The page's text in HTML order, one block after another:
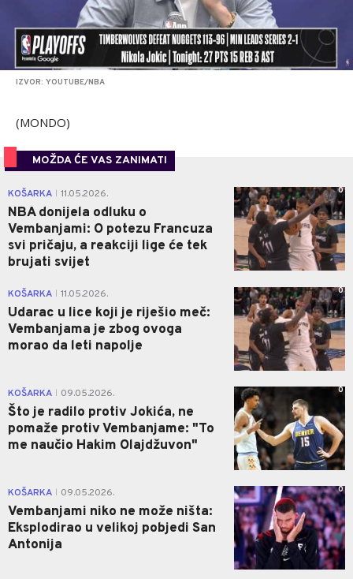
IZVOR: YOUTUBE/NBA
(MONDO)
MOŽDA ĆE VAS ZANIMATI
KOŠARKA 11.05.2026.
NBA donijela odluku o
Vembanjami: O potezu Francuza
svi pričaju, a reakciji lige će tek
brujati svijet
0
KOŠARKA 11.05.2026.
Udarac u lice koji je riješio meč:
Vembanjama je zbog ovoga
morao da leti napolje
0
KOŠARKA 09.05.2026.
Što je radilo protiv Jokića, ne
pomaže protiv Vembanjame: "To
me naučio Hakim Olajdžuvon"
0
KOŠARKA 09.05.2026.
Vembanjami niko ne može ništa:
Eksplodirao u velikoj pobjedi San
Antonija
0